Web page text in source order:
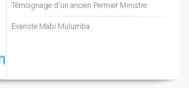
Témoignage d'un ancien Permier Ministre
Evariste Mabi Mulumba